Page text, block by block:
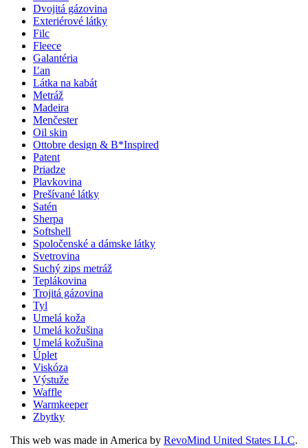
Dvojitá gázovina
Exteriérové látky
Filc
Fleece
Galantéria
Ľan
Látka na kabát
Metráž
Madeira
Menčester
Oil skin
Ottobre design & B*Inspired
Patent
Priadze
Plavkovina
Prešívané látky
Satén
Sherpa
Softshell
Spoločenské a dámske látky
Svetrovina
Suchý zips metráž
Teplákovina
Trojitá gázovina
Tyl
Umelá koža
Umelá kožušina
Umelá kožušina
Úplet
Viskóza
Výstuže
Waffle
Warmkeeper
Zbytky
This web was made in America by RevoMind United States LLC.